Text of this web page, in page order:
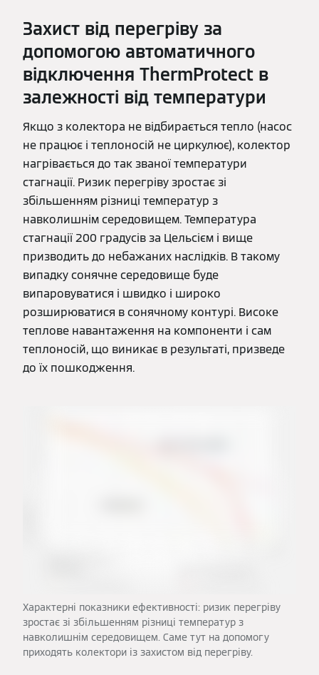
Захист від перегріву за
допомогою автоматичного
відключення ThermProtect в
залежності від температури
Якщо з колектора не відбирається тепло (насос
не працює і теплоносій не циркулює), колектор
нагрівається до так званої температури
стагнації. Ризик перегріву зростає зі
збільшенням різниці температур з
навколишнім середовищем. Температура
стагнації 200 градусів за Цельсієм і вище
призводить до небажаних наслідків. В такому
випадку сонячне середовище буде
випаровуватися і швидко і широко
розширюватися в сонячному контурі. Високе
теплове навантаження на компоненти і сам
теплоносій, що виникає в результаті, призведе
до їх пошкодження.
Характерні показники ефективності: ризик перегріву
зростає зі збільшенням різниці температур з
навколишнім середовищем. Саме тут на допомогу
приходять колектори із захистом від перегріву.